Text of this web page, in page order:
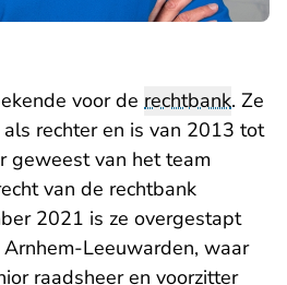
voor de rechtbank. Ze
rechter en is van 2013 tot
geweest van het team
van de rechtbank
2021 is ze overgestapt
Arnhem-Leeuwarden, waar
raadsheer en voorzitter